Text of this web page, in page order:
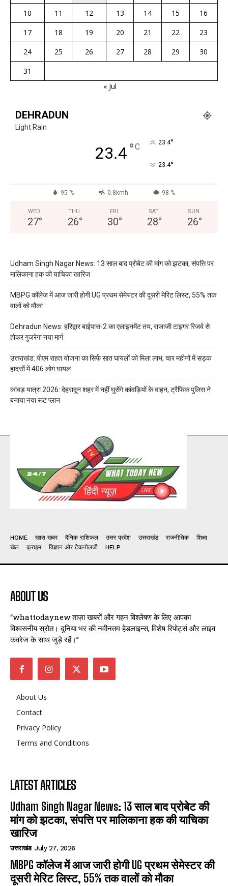
10 11 12 13 14 15
16
17
18 19 20 21 22
23
24
25 26 27 28 29
30
31
« Jul
DEHRADUN
Light Rain
23.4°C 23.4°
23.4°
95 % 0.8kmh 98 %
WED
27°
THU
26°
FRI
30°
SAT
28°
SUN
26°
Udham Singh Nagar News: 13 साल बाद प्रोबेट की मांग को झटका, संपत्ति पर
मालिकाना हक की याचिका खारिज
MBPG कॉलेज में आज जारी होगी UG प्रथम सेमेस्टर की दूसरी मेरिट लिस्ट, 55% तक
वालों को मौका
Dehradun News: हरिद्वार बाईपास-2 का एलाइनमेंट तय, राजाजी टाइगर रिजर्व से
होकर गुजरेगा नया मार्ग
उत्तराखंड: पीएम राहत योजना का सिर्फ सात घायलों को मिला लाभ, चार महीनों में सड़क
हादसों में 406 लोग घायल
कांवड़ यात्रा 2026: देहरादून शहर में नहीं घुसेंगे कांवड़ियों के वाहन, ट्रैफिक पुलिस ने
बनाया नया रूट प्लान
HOME खास खबर दैनिक राशिफल उत्तर प्रदेश उत्तराखंड राजनीतिक
शिक्षा
खेल
क्राइम विज्ञान और टैकनोलजी HELP
ABOUT US
“whattodaynew ताज़ा खबरों और गहन विश्लेषण के लिए आपका
विश्वसनीय स्रोत। दुनिया भर की नवीनतम हेडलाइन्स, विशेष रिपोर्ट्स और लाइव
कवरेज के साथ जुड़े रहें।”
About Us
Contact
Privacy Policy
Terms and Conditions
LATEST ARTICLES
Udham Singh Nagar News: 13 साल बाद प्रोबेट की
मांग को झटका, संपत्ति पर मालिकाना हक की याचिका
खारिज
उत्तराखंड July 27, 2026
MBPG कॉलेज में आज जारी होगी UG प्रथम सेमेस्टर की
दूसरी मेरिट लिस्ट, 55% तक वालों को मौका